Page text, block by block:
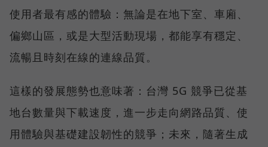
使用者最有感的體驗：無論是在地下室、車廂、
偏鄉山區，或是大型活動現場，都能享有穩定、
流暢且時刻在線的連線品質。
這樣的發展態勢也意味著：台灣 5G 競爭已從基
地台數量與下載速度，進一步走向網路品質、使
用體驗與基礎建設韌性的競爭；未來，隨著生成